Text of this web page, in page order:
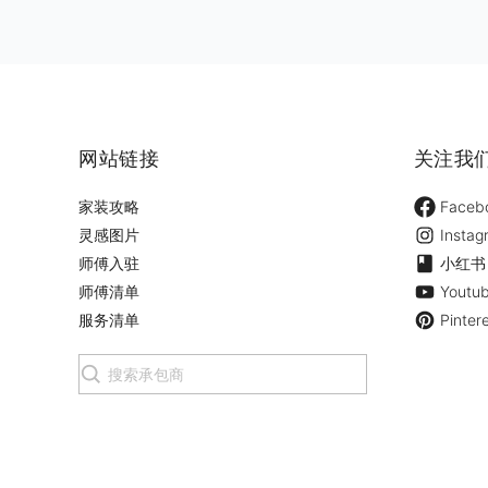
网站链接
家装攻略
灵感图片
师傅入驻
师傅清单
服务清单
关注我
小红书